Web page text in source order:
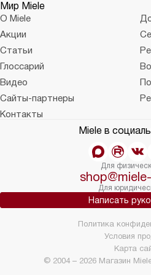
Мир Miele
О Miele
Акции
Статьи
Глоссарий
Видео
Сайты-партнеры
Контакты
Miele в
Для
Для
Написать
© 2004 – 2026 Магазин
Политика
Условия
Карта